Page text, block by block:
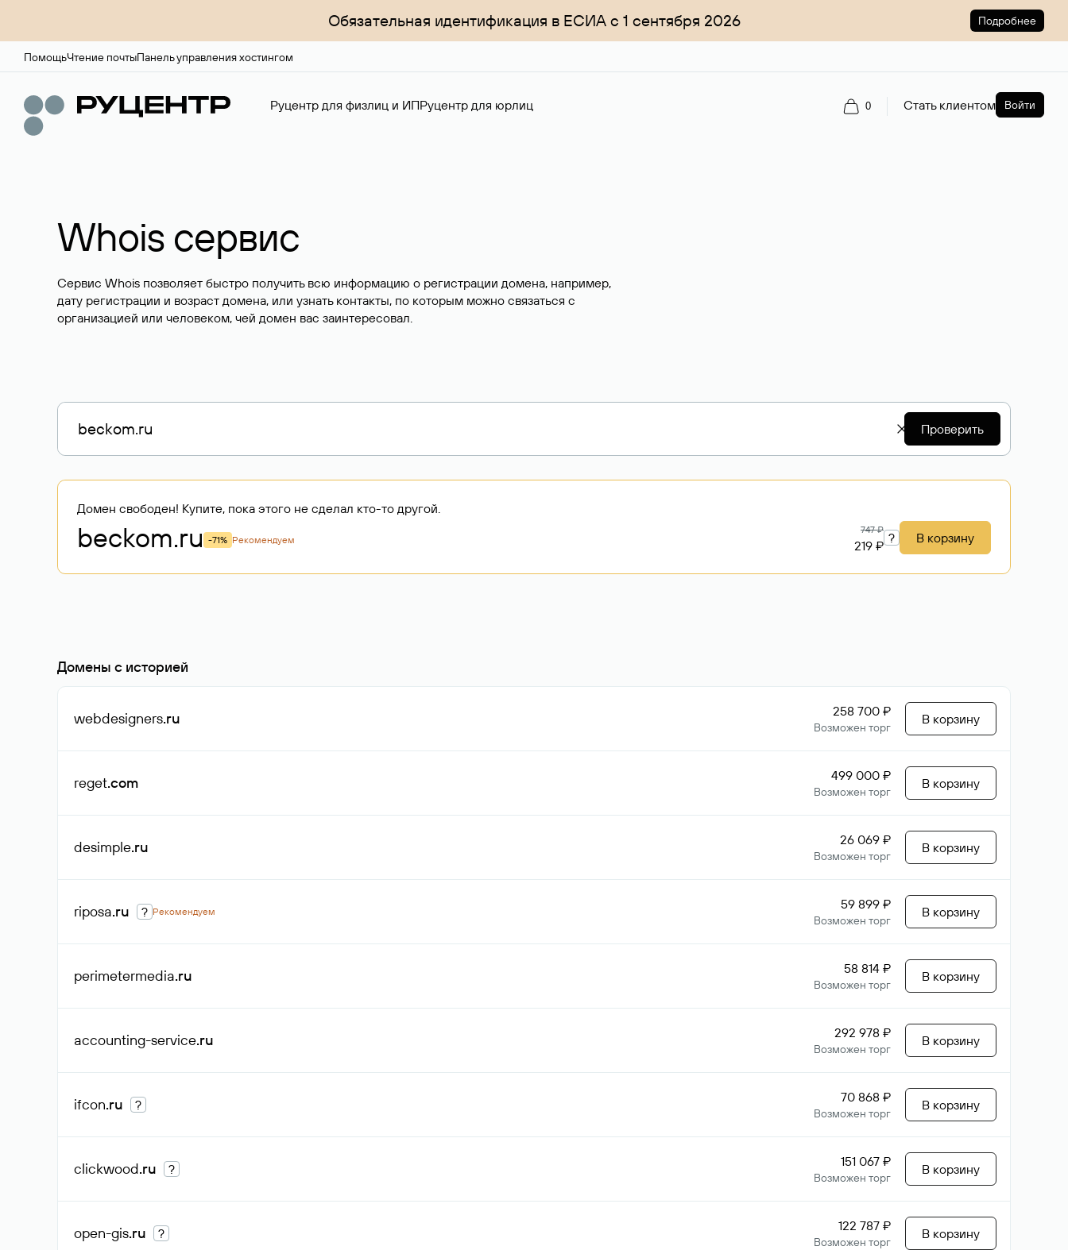
Обязательная идентификация в ЕСИА с 1 сентября 2026 Подробнее
ПомощьЧтение почтыПанель управления хостингом
Руцентр для физлиц и ИПРуцентр для юрлиц 0 Стать клиентом Войти
Whois сервис
Сервис Whois позволяет быстро получить всю информацию о регистрации домена, например,
дату регистрации и возраст домена, или узнать контакты, по которым можно связаться с
организацией или человеком, чей домен вас заинтересовал.
Проверить
Домен свободен! Купите, пока этого не сделал кто-то другой.
beckom.ru -71% Рекомендуем
747 ₽
219 ₽ ? В корзину
Домены с историей
webdesigners.ru 258 700 ₽
Возможен торг
В корзину
reget.com 499 000 ₽
Возможен торг
В корзину
desimple.ru 26 069 ₽
Возможен торг
В корзину
riposa.ru ? Рекомендуем 59 899 ₽
Возможен торг
В корзину
perimetermedia.ru 58 814 ₽
Возможен торг
В корзину
accounting-service.ru 292 978 ₽
Возможен торг
В корзину
ifcon.ru ? 70 868 ₽
Возможен торг
В корзину
clickwood.ru ? 151 067 ₽
Возможен торг
В корзину
open-gis.ru ? 122 787 ₽
Возможен торг
В корзину